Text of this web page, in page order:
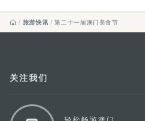
旅游快讯 第二十一届澳门美食节
关注我们